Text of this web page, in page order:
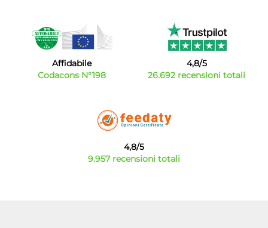
Affidabile
Codacons N°198
4,8/5
26.692 recensioni totali
4,8/5
9.957 recensioni totali